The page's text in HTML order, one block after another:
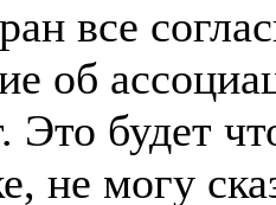
все
об
Это будет
не могу